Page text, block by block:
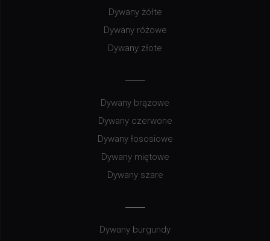
Dywany żółte
Dywany różowe
Dywany złote
Dywany brązowe
Dywany czerwone
Dywany łososiowe
Dywany miętowe
Dywany szare
Dywany burgundy